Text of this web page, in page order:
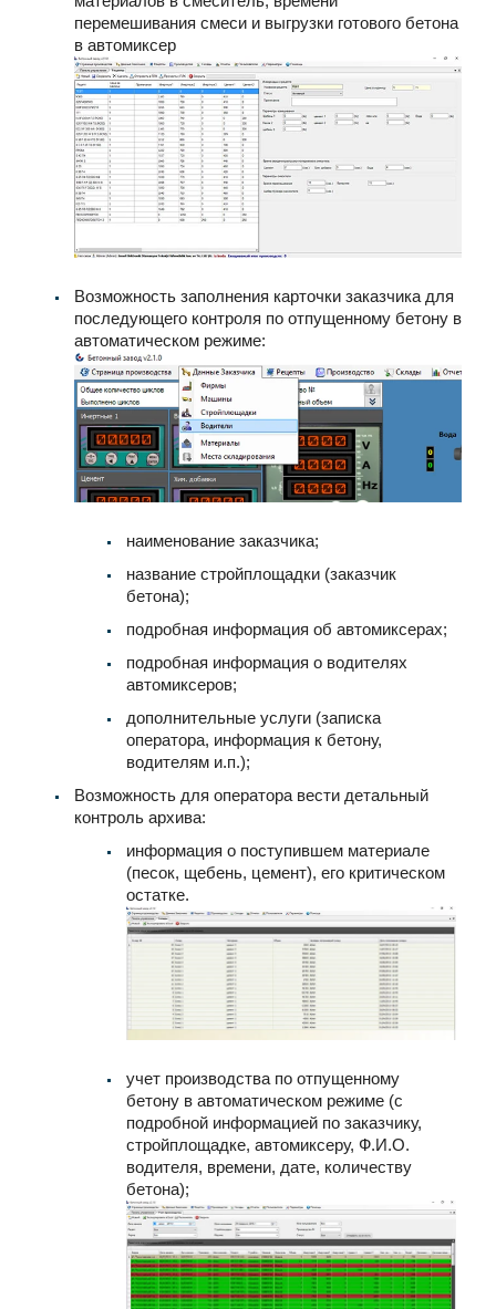
перемешивания смеси и выгрузки готового бетона
в автомиксер
Возможность заполнения карточки заказчика для
последующего контроля по отпущенному бетону в
автоматическом режиме:
наименование заказчика;
название стройплощадки (заказчик
бетона);
подробная информация об автомиксерах;
подробная информация о водителях
автомиксеров;
дополнительные услуги (записка
оператора, информация к бетону,
водителям и.п.);
Возможность для оператора вести детальный
контроль архива:
информация о поступившем материале
(песок, щебень, цемент), его критическом
остатке.
учет производства по отпущенному
бетону в автоматическом режиме (с
подробной информацией по заказчику,
стройплощадке, автомиксеру, Ф.И.О.
водителя, времени, дате, количеству
бетона);